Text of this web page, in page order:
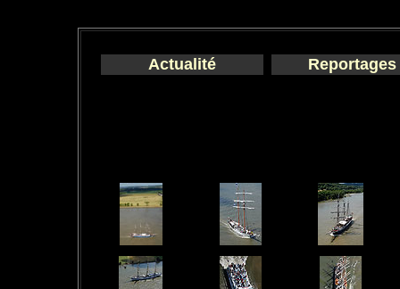
Actualité Reportages